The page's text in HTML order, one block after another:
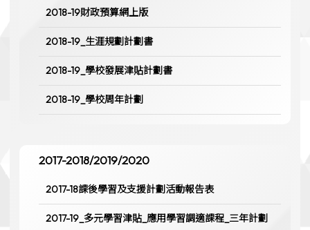
2018-19財政預算網上版
2018-19_生涯規劃計劃書
2018-19_學校發展津貼計劃書
2018-19_學校周年計劃
2017-2018/2019/2020
2017-18課後學習及支援計劃活動報告表
2017-19_多元學習津貼_應用學習調適課程_三年計劃